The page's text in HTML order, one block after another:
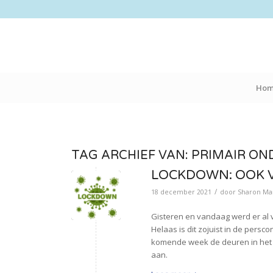
TAG ARCHIEF VAN: PRIMAIR
LOCKDOWN: OOK
18 december 2021 / door Sharon
Gisteren en vandaag werd er al
Helaas is dit zojuist in de
komende week de deuren in
aan.